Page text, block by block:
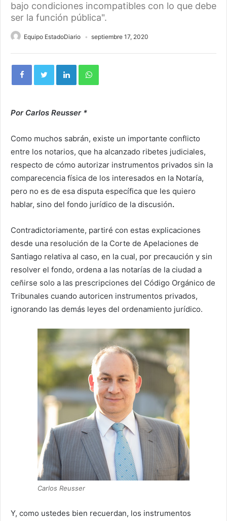
bajo condiciones incompatibles con lo que debe
ser la función pública".
Equipo EstadoDiario septiembre 17, 2020
Por Carlos Reusser *
Como muchos sabrán, existe un importante conflicto
entre los notarios, que ha alcanzado ribetes judiciales,
respecto de cómo autorizar instrumentos privados sin la
comparecencia física de los interesados en la Notaría,
pero no es de esa disputa específica que les quiero
hablar, sino del fondo jurídico de la discusión.
Contradictoriamente, partiré con estas explicaciones
desde una resolución de la Corte de Apelaciones de
Santiago relativa al caso, en la cual, por precaución y sin
resolver el fondo, ordena a las notarías de la ciudad a
ceñirse solo a las prescripciones del Código Orgánico de
Tribunales cuando autoricen instrumentos privados,
ignorando las demás leyes del ordenamiento jurídico.
Carlos Reusser
Y, como ustedes bien recuerdan, los instrumentos